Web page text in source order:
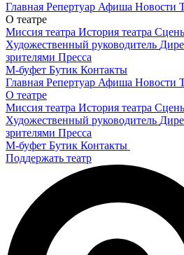
Главная Репертуар Афиша Новости
О театре
Миссия театра История театра
Художественный руководитель
зрителями Пресса
М-буфет Бутик Контакты
Главная Репертуар Афиша Новости
О театре
Миссия театра История театра
Художественный руководитель
зрителями Пресса
М-буфет Бутик Контакты
Поддержать театр